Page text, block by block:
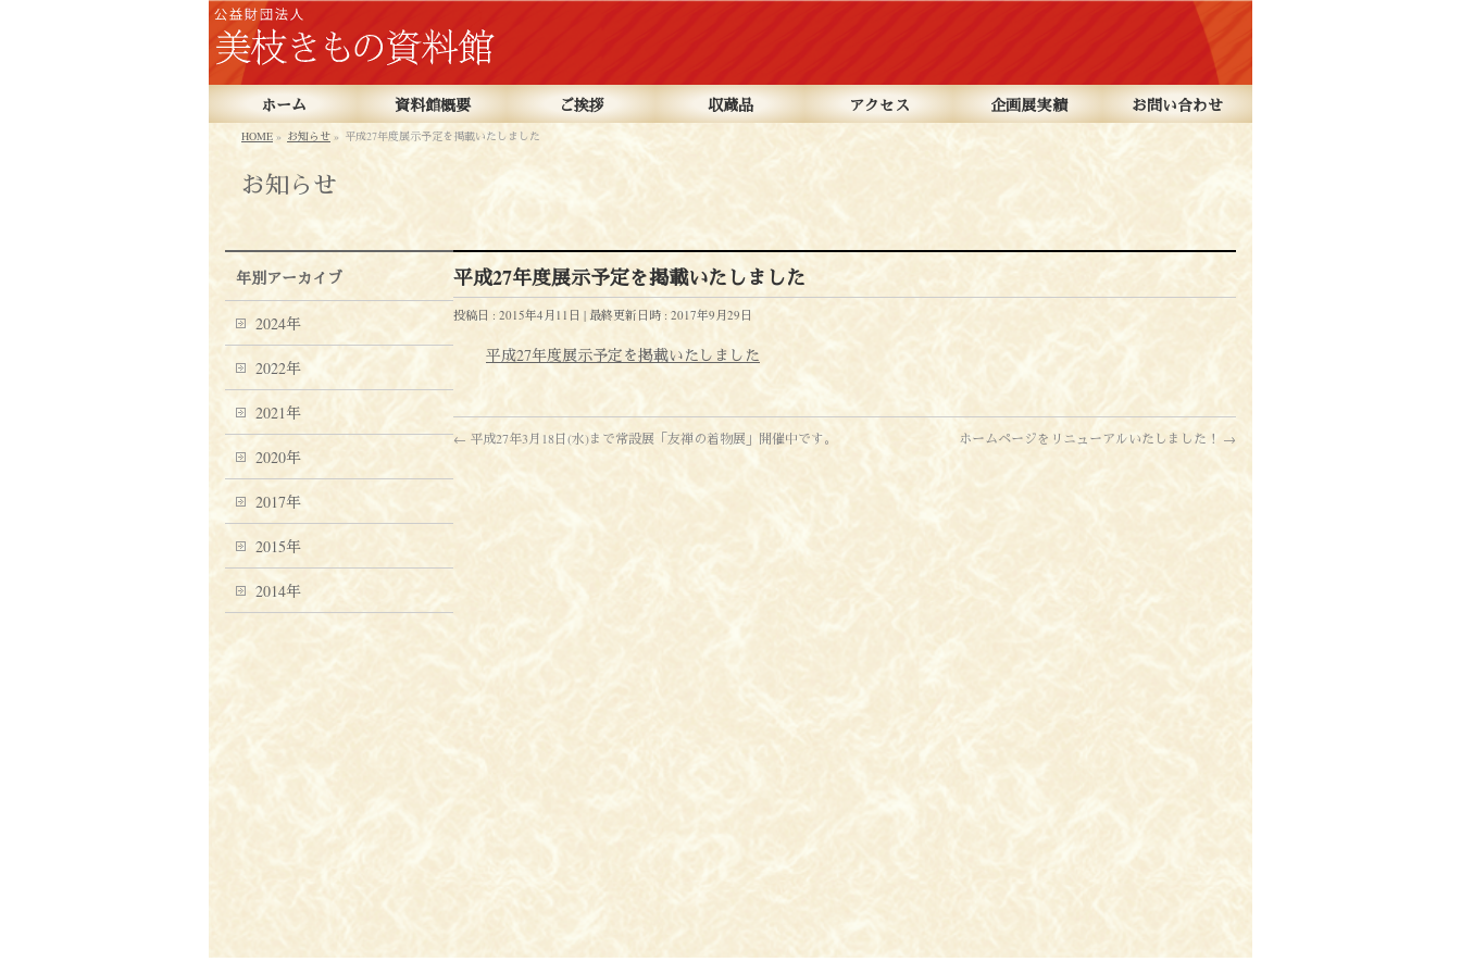
ホーム 資料館概要 ご挨拶 収蔵品 アクセス 企画展実績 お問い合わせ
HOME » お知らせ » 平成27年度展示予定を掲載いたしました
お知らせ
平成27年度展示予定を掲載いたしました
投稿日 : 2015年4月11日 最終更新日時 : 2017年9月29日
平成27年度展示予定を掲載いたしました
← 平成27年3月18日(水)まで常設展「友禅の着物展」開催中です。 ホームページをリニューアルいたしました！ →
年別アーカイブ
2024年
2022年
2021年
2020年
2017年
2015年
2014年